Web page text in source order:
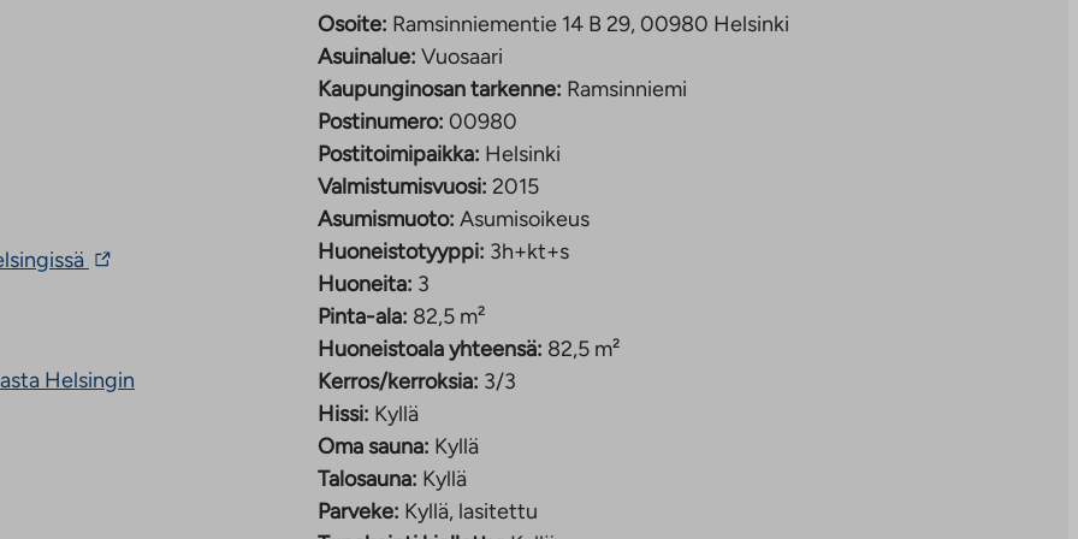
n. 1,2 kilometrin
yhteys Rastilan
Lähimmälle
Linkki
aukeaa
Helsingin
Osoite: Ramsinniementie 14 B 29, 00980 Helsinki
Asuinalue: Vuosaari
Kaupunginosan tarkenne: Ramsinniemi
Postinumero: 00980
Postitoimipaikka: Helsinki
Valmistumisvuosi: 2015
Asumismuoto: Asumisoikeus
Huoneistotyyppi: 3h+kt+s
Huoneita: 3
Pinta-ala: 82,5 m²
Huoneistoala yhteensä: 82,5 m²
Kerros/kerroksia: 3/3
Hissi: Kyllä
Oma sauna: Kyllä
Talosauna: Kyllä
Parveke: Kyllä, lasitettu